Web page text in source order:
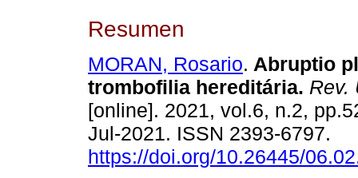
Resumen
MORAN, Rosario. Abruptio
trombofilia hereditária. Rev.
[online]. 2021, vol.6, n.2,
Jul-2021. ISSN 2393-6797.
https://doi.org/10.26445/